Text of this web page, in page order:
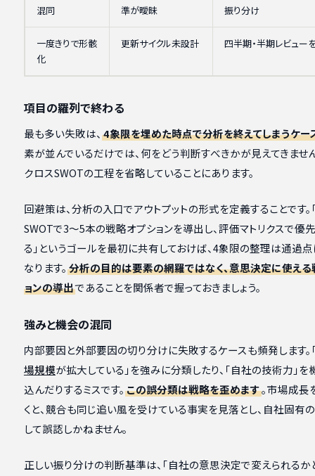
混同
準が曖昧
振り分け
一度きりで形骸
化
更新サイクル未設計 四半期・半期レビュー
項目の羅列で終わる
最も多い失敗は、 4象限を埋めた時点で分析を終えてしまうケー
素が並んでいるだけでは、何をどう判断すべきかが見えてきませ
クロスSWOTの工程を省略していることにあります。
回避策は、分析の入口でアウトプットの形式を定義することです。
SWOTで3〜5本の戦略オプションを導出し、評価マトリクスで優
る」というゴールを最初に共有しておけば、4象限の整理は通過
なります。 分析の目的は要素の網羅ではなく、意思決定に使え
ョンの導出であることを関係者で握っておきましょう。
強みと機会の混同
内部要因と外部要因の切り分けに失敗するケースも頻発します。
場規模が拡大している」を強みに分類したり、「自社の技術力」
込んだりするミスです。 この誤分類は戦略を歪めます。市場成長
くと、競合も同じ追い風を受けている事実を見落とし、自社固有
して誤認しかねません。
正しい振り分けの判断基準は、「自社の意思決定で変えられるか